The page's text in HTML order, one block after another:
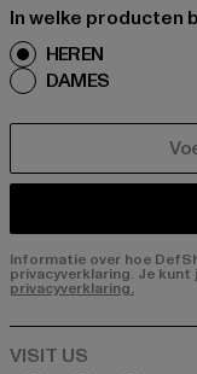
In welke producten
HEREN
DAMES
Informatie over hoe
privacyverklaring. Je
privacyverklaring.